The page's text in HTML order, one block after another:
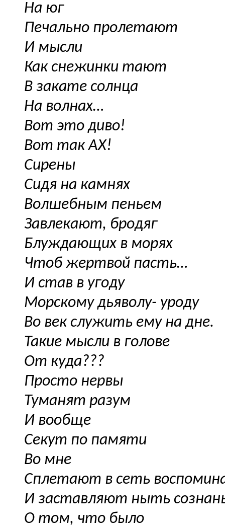
На юг
Печально пролетают
И мысли
Как снежинки тают
В закате солнца
На волнах…
Вот это диво!
Вот так АХ!
Сирены
Сидя на камнях
Волшебным пеньем
Завлекают, бродяг
Блуждающих в морях
Чтоб жертвой пасть…
И став в угоду
Морскому дьяволу- уроду
Во век служить ему на дне.
Такие мысли в голове
От куда???
Просто нервы
Туманят разум
И вообще
Секут по памяти
Во мне
Сплетают в сеть
И заставляют ныть
О том, что было